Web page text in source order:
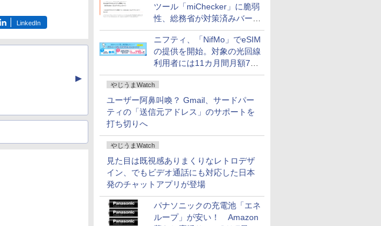
ツール「miChecker」に脆弱
性、総務省が対策済みバージ
ョンへの更新を呼び掛け
ニフティ、「NifMo」でeSIM
の提供を開始。対象の光回線
利用者には11カ月間月額770
円割引のキャンペーン
やじうまWatch
ユーザー阿鼻叫喚？ Gmail、サードパー
ティの「送信元アドレス」のサポートを
打ち切りへ
やじうまWatch
見た目は既視感ありまくりなレトロデザ
イン、でもビデオ通話にも対応した日本
発のチャットアプリが登場
パナソニックの充電池「エネ
ループ」が安い！ Amazon
LinkedIn
▲